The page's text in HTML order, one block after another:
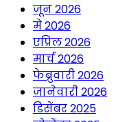
जून 2026
मे 2026
एप्रिल 2026
मार्च 2026
फेब्रुवारी 2026
जानेवारी 2026
डिसेंबर 2025